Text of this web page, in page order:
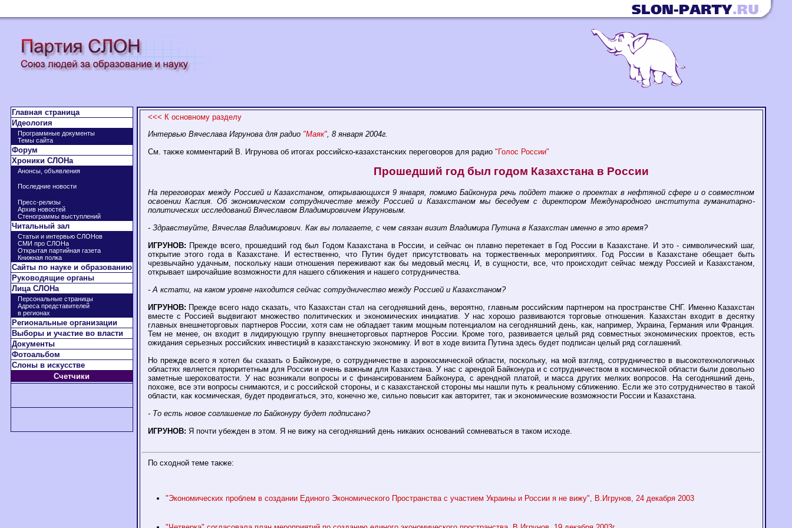
Главная страница
Идеология
Программные документы
Темы сайта
Форум
Хроники СЛОНа
Анонсы, объявления
Последние новости
Пресс-релизы
Архив новостей
Стенограммы выступлений
Читальный зал
Статьи и интервью СЛОНов
СМИ про СЛОНа
Открытая партийная газета
Книжная полка
Сайты по науке и образованию
Руководящие органы
Лица СЛОНа
Персональные страницы
Адреса представителей
в регионах
Региональные организации
Выборы и участие во власти
Документы
Фотоальбом
Слоны в искусстве
Счетчики
<<< К основному разделу
Интервью Вячеслава Игрунова для радио "Маяк", 8 января 2004г.
См. также комментарий В. Игрунова об итогах российско-казахстанских переговоров для радио "Голос России"
Прошедший год был годом Казахстана в России
На переговорах между Россией и Казахстаном, открывающихся 9 января, помимо Байконура речь пойдет также о проектах в нефтяной сфере и о совместном
освоении Каспия. Об экономическом сотрудничестве между Россией и Казахстаном мы беседуем с директором Международного института гуманитарно-
политических исследований Вячеславом Владимировичем Игруновым.
- Здравствуйте, Вячеслав Владимирович. Как вы полагаете, с чем связан визит Владимира Путина в Казахстан именно в это время?
ИГРУНОВ: Прежде всего, прошедший год был Годом Казахстана в России, и сейчас он плавно перетекает в Год России в Казахстане. И это - символический шаг,
открытие этого года в Казахстане. И естественно, что Путин будет присутствовать на торжественных мероприятиях. Год России в Казахстане обещает быть
чрезвычайно удачным, поскольку наши отношения переживают как бы медовый месяц. И, в сущности, все, что происходит сейчас между Россией и Казахстаном,
открывает широчайшие возможности для нашего сближения и нашего сотрудничества.
- А кстати, на каком уровне находится сейчас сотрудничество между Россией и Казахстаном?
ИГРУНОВ: Прежде всего надо сказать, что Казахстан стал на сегодняшний день, вероятно, главным российским партнером на пространстве СНГ. Именно Казахстан
вместе с Россией выдвигают множество политических и экономических инициатив. У нас хорошо развиваются торговые отношения. Казахстан входит в десятку
главных внешнеторговых партнеров России, хотя сам не обладает таким мощным потенциалом на сегодняшний день, как, например, Украина, Германия или Франция.
Тем не менее, он входит в лидирующую группу внешнеторговых партнеров России. Кроме того, развивается целый ряд совместных экономических проектов, есть
ожидания серьезных российских инвестиций в казахстанскую экономику. И вот в ходе визита Путина здесь будет подписан целый ряд соглашений.
Но прежде всего я хотел бы сказать о Байконуре, о сотрудничестве в аэрокосмической области, поскольку, на мой взгляд, сотрудничество в высокотехнологичных
областях является приоритетным для России и очень важным для Казахстана. У нас с арендой Байконура и с сотрудничеством в космической области были довольно
заметные шероховатости. У нас возникали вопросы и с финансированием Байконура, с арендной платой, и масса других мелких вопросов. На сегодняшний день,
похоже, все эти вопросы снимаются, и с российской стороны, и с казахстанской стороны мы нашли путь к реальному сближению. Если же это сотрудничество в такой
области, как космическая, будет продвигаться, это, конечно же, сильно повысит как авторитет, так и экономические возможности России и Казахстана.
- То есть новое соглашение по Байконуру будет подписано?
ИГРУНОВ: Я почти убежден в этом. Я не вижу на сегодняшний день никаких оснований сомневаться в таком исходе.
По сходной теме также:
"Экономических проблем в создании Единого Экономического Пространства с участием Украины и России я не вижу", В.Игрунов, 24 декабря 2003